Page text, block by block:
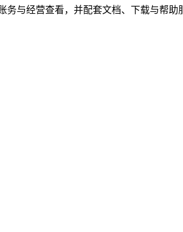
与经营查看，并配套文档、下载与帮助